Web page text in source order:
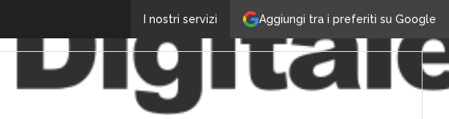
Aggiungi tra i preferiti su Google
I nostri servizi